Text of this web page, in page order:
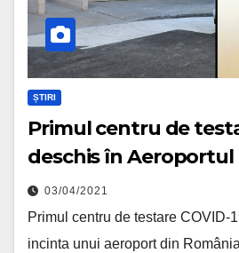
ȘTIRI
Primul centru de
deschis în
03/04/2021
Primul centru de testare COVID-
incinta unui aeroport din